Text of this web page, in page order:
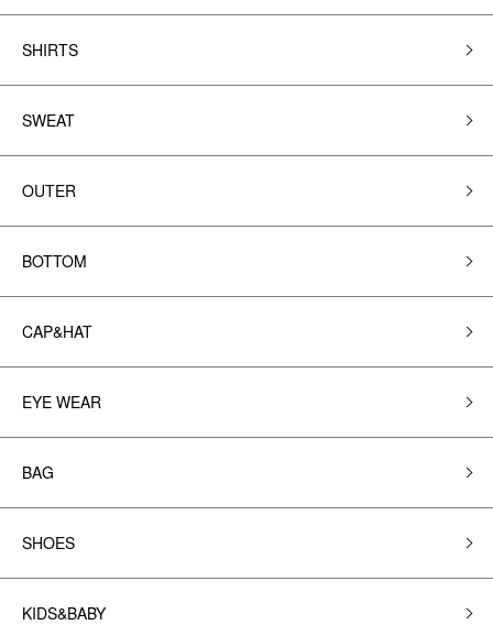
SHIRTS
SWEAT
OUTER
BOTTOM
CAP&HAT
EYE WEAR
BAG
SHOES
KIDS&BABY